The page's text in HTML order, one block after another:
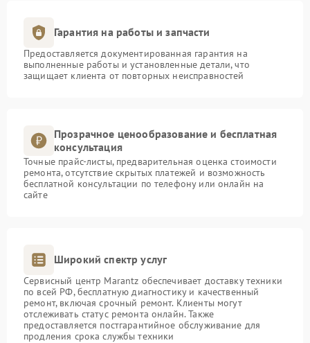
Гарантия на работы и запчасти
Предоставляется документированная гарантия на
выполненные работы и установленные детали, что
защищает клиента от повторных неисправностей
Прозрачное ценообразование и бесплатная
консультация
Точные прайс-листы, предварительная оценка стоимости
ремонта, отсутствие скрытых платежей и возможность
бесплатной консультации по телефону или онлайн на
сайте
Широкий спектр услуг
Сервисный центр Marantz обеспечивает доставку техники
по всей РФ, бесплатную диагностику и качественный
ремонт, включая срочный ремонт. Клиенты могут
отслеживать статус ремонта онлайн. Также
предоставляется постгарантийное обслуживание для
продления срока службы техники